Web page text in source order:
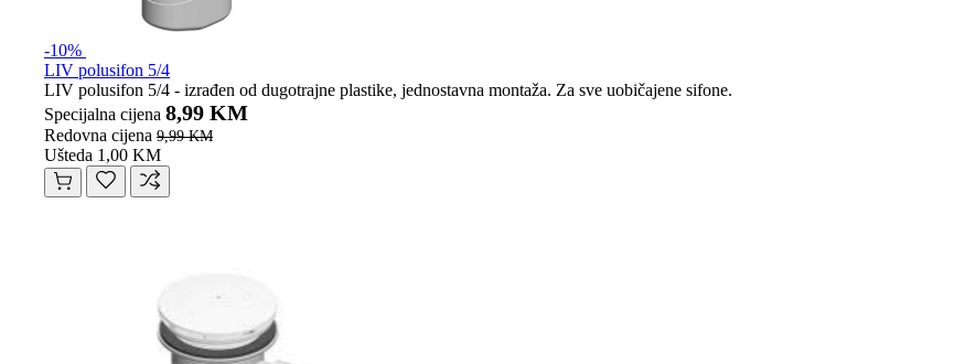
-10%
LIV polusifon 5/4
LIV polusifon 5/4 - izrađen od dugotrajne plastike, jednostavna montaža. Za sve uobičajene sifone.
Specijalna cijena 8,99 KM
Redovna cijena 9,99 KM
Ušteda 1,00 KM